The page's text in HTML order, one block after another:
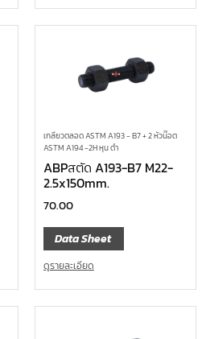
เกลียวตลอด ASTM A193 - B7 + 2 หัวน๊อต
ASTM A194 -2H หุน ดำ
ABPสตัด A193-B7 M22-
2.5x150mm.
70.00
Data Sheet
ดูรายละเอียด